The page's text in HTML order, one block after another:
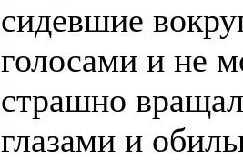
сидевшие
голосами и не
страшно
глазами и